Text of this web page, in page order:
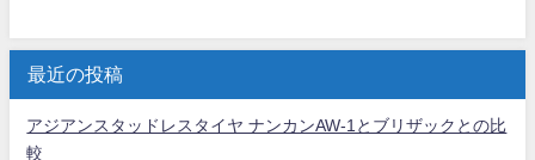
最近の投稿
アジアンスタッドレスタイヤ ナンカンAW-1とブリザックとの比
較